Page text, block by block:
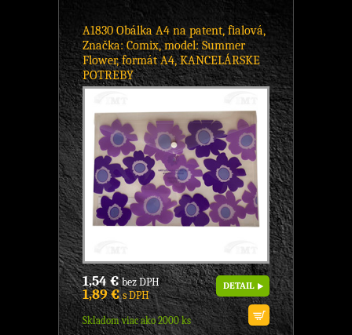
A1830 Obálka A4 na patent, fialová,
Značka: Comix, model: Summer
Flower, formát A4, KANCELÁRSKE
POTREBY
1,54 €bez DPH
1,89 €s DPH
Skladom viac ako 2000 ks
DETAIL